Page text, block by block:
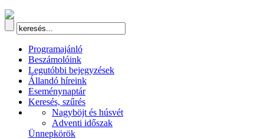
Programajánló
Beszámolóink
Legutóbbi bejegyzések
Állandó híreink
Eseménynaptár
Keresés, szűrés
Nagyböjt és húsvét
Adventi időszak
Ünnepkörök